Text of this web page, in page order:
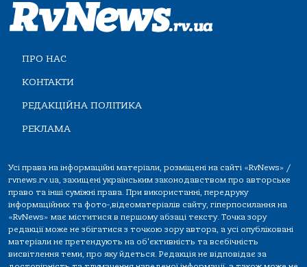
ПРО НАС
КОНТАКТИ
РЕДАКЦІЙНА ПОЛІТИКА
РЕКЛАМА
Усі права на інформаційні матеріали, розміщені на сайті «RvNews» /
rvnews.rv.ua, захищені українським законодавством про авторське
право та інші суміжні права. При використанні, передруку
інформаційних та фото-,відеоматеріалів сайту, гіперпосилання на
«RvNews» має міститися в першому абзаці тексту. Точка зору
редакції може не збігатися з точкою зору автора, а усі опубліковані
матеріали не претендують на об'єктивність та всебічність
висвітлення теми, про яку йдеться. Редакція не відповідає за